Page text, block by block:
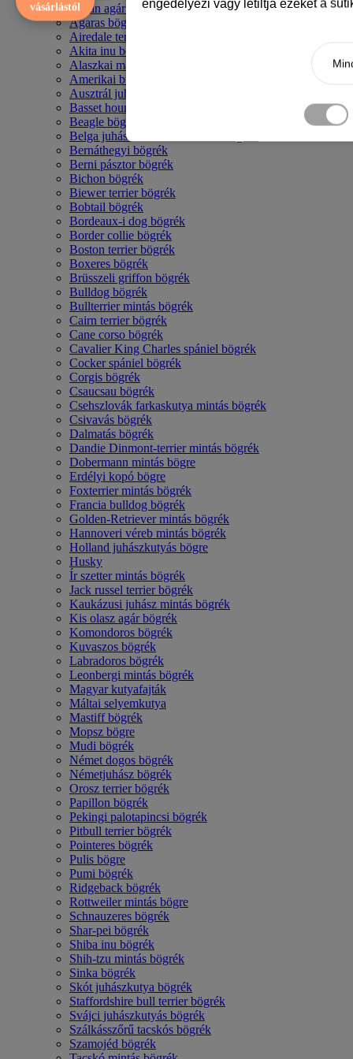
Afgán agár bögrék
Agaras bögrék
Airedale terrier mintás bögre
Akita inu bögrék
Alaszkai malamut bögrék
Amerikai bulldog mintás bögrék
Ausztrál juhászkutya bögrék
Basset hound mintás bögrék
Beagle bögrék
Belga juhász - malinois mintás bögrék
Bernáthegyi bögrék
Berni pásztor bögrék
Bichon bögrék
Biewer terrier bögrék
Bobtail bögrék
Bordeaux-i dog bögrék
Border collie bögrék
Boston terrier bögrék
Boxeres bögrék
Brüsszeli griffon bögrék
Bulldog bögrék
Bullterrier mintás bögrék
Cairn terrier bögrék
Cane corso bögrék
Cavalier King Charles spániel bögrék
Cocker spániel bögrék
Corgis bögrék
Csaucsau bögrék
Csehszlovák farkaskutya mintás bögrék
Csivavás bögrék
Dalmatás bögrék
Dandie Dinmont-terrier mintás bögrék
Dobermann mintás bögre
Erdélyi kopó bögre
Foxterrier mintás bögrék
Francia bulldog bögrék
Golden-Retriever mintás bögrék
Hannoveri véreb mintás bögrék
Holland juhászkutyás bögre
Husky
Ír szetter mintás bögrék
Jack russel terrier bögrék
Kaukázusi juhász mintás bögrék
Kis olasz agár bögrék
Komondoros bögrék
Kuvaszos bögrék
Labradoros bögrék
Leonbergi mintás bögrék
Magyar kutyafajták
Máltai selyemkutya
Mastiff bögrék
Mopsz bögre
Mudi bögrék
Német dogos bögrék
Németjuhász bögrék
Orosz terrier bögrék
Papillon bögrék
Pekingi palotapincsi bögrék
Pitbull terrier bögrék
Pointeres bögrék
Pulis bögre
Pumi bögrék
Ridgeback bögrék
Rottweiler mintás bögre
Schnauzeres bögrék
Shar-pei bögrék
Shiba inu bögrék
Shih-tzu mintás bögrék
Sinka bögrék
Skót juhászkutya bögrék
Staffordshire bull terrier bögrék
Svájci juhászkutyás bögrék
Szálkásszőrű tacskós bögrék
Szamojéd bögrék
vásárlástól
engedélyezi vagy letiltja ezeket a